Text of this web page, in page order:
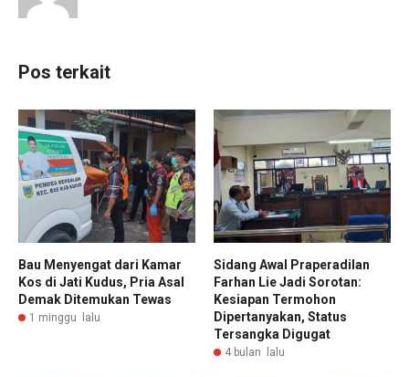
Pos terkait
Bau Menyengat dari Kamar
Kos di Jati Kudus, Pria Asal
Demak Ditemukan Tewas
1 minggu lalu
Sidang Awal Praperadilan
Farhan Lie Jadi Sorotan:
Kesiapan Termohon
Dipertanyakan, Status
Tersangka Digugat
4 bulan lalu